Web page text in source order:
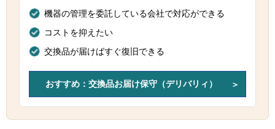
機器の管理を委託している会社で対応ができる
コストを抑えたい
交換品が届けばすぐ復旧できる
おすすめ：交換品お届け保守（デリバリィ）